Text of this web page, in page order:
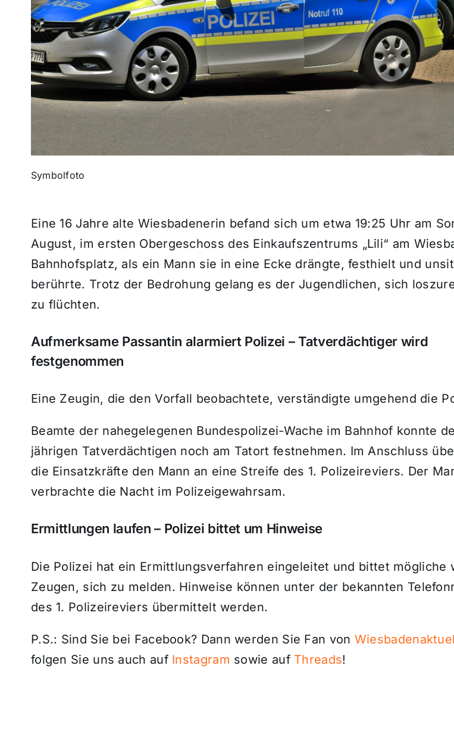
Symbolfoto
Eine 16 Jahre alte Wiesbadenerin befand sich um etwa 19:25 Uhr am
August, im ersten Obergeschoss des Einkaufszentrums „Lili“ am
Bahnhofsplatz, als ein Mann sie in eine Ecke drängte, festhielt und
berührte. Trotz der Bedrohung gelang es der Jugendlichen, sich
zu flüchten.
Aufmerksame Passantin alarmiert Polizei – Tatverdächtiger wird
festgenommen
Eine Zeugin, die den Vorfall beobachtete, verständigte umgehend die
Beamte der nahegelegenen Bundespolizei-Wache im Bahnhof konnte
jährigen Tatverdächtigen noch am Tatort festnehmen. Im Anschluss
die Einsatzkräfte den Mann an eine Streife des 1. Polizeireviers. Der
verbrachte die Nacht im Polizeigewahrsam.
Ermittlungen laufen – Polizei bittet um Hinweise
Die Polizei hat ein Ermittlungsverfahren eingeleitet und bittet mögliche
Zeugen, sich zu melden. Hinweise können unter der bekannten
des 1. Polizeireviers übermittelt werden.
P.S.: Sind Sie bei Facebook? Dann werden Sie Fan von
folgen Sie uns auch auf Instagram sowie auf Threads!